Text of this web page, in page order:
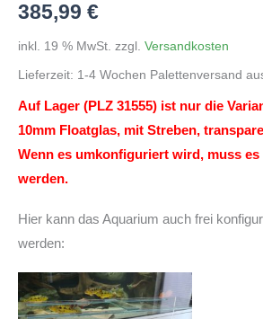
385,99 €
inkl. 19 % MwSt. zzgl. Versandkosten
Lieferzeit: 1-4 Wochen Palettenversand
Auf Lager (PLZ 31555) ist nur die
10mm Floatglas, mit Streben,
Wenn es umkonfiguriert wird, muss
werden.
Hier kann das Aquarium auch frei
werden: